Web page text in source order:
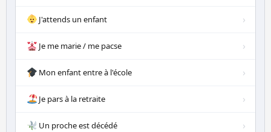
J'attends un enfant ›
Je me marie / me pacse ›
Mon enfant entre à l'école ›
Je pars à la retraite ›
Un proche est décédé ›